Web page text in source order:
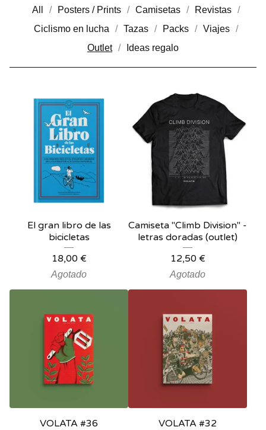
All Posters / Prints Camisetas
Revistas
Ciclismo en lucha
Tazas Packs
Viajes
Outlet
Ideas regalo
El gran libro de las
bicicletas
18,00 €
Agotado
Camiseta "Climb Division" -
letras doradas (outlet)
12,50 €
Agotado
VOLATA #36
VOLATA #32